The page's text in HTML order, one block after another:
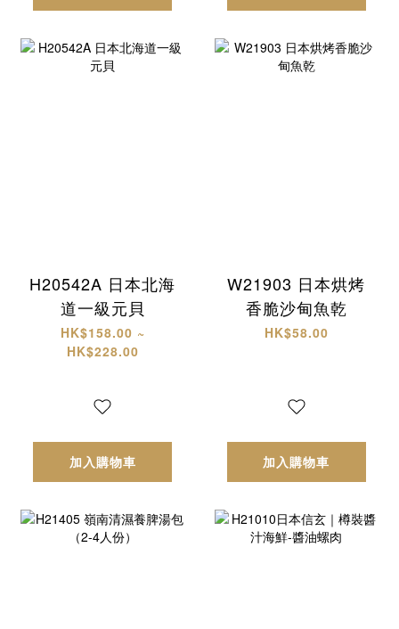
H20542A 日本北海
道一級元貝
HK$158.00 ~
HK$228.00
加入購物車
W21903 日本烘烤
香脆沙甸魚乾
HK$58.00
加入購物車